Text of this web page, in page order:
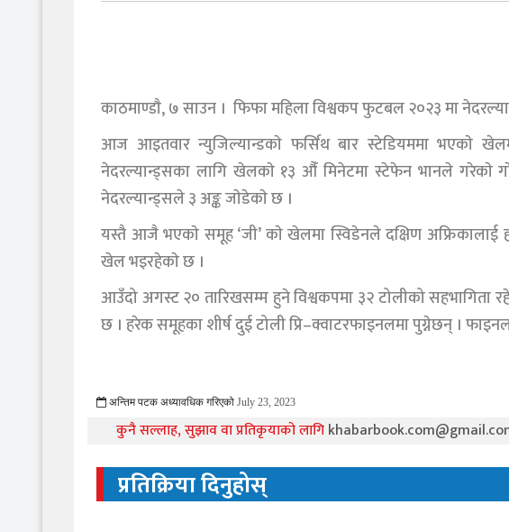
काठमाण्डाै, ७ साउन । फिफा महिला विश्वकप फुटबल २०२३ मा
आज आइतवार न्युजिल्यान्डकाे फर्सिथ बार स्टेडियममा भएकाे
नेदरल्यान्ड्सका लागि खेलकाे १३ औँ मिनेटमा स्टेफेन भानले गरेकाे
नेदरल्यान्ड्सले ३ अङ्क जाेडेकाे छ ।
यस्तै आजै भएकाे समूह ‘जी’ काे खेलमा स्विडेनले दक्षिण अफ्रिकालाई
खेल भइरहेकाे छ ।
आउँदो अगस्ट २० तारिखसम्म हुने विश्वकपमा ३२ टोलीको सहभागिता
छ । हरेक समूहका शीर्ष दुई टोली प्रि–क्वाटरफाइनलमा पुग्नेछन् ।
अन्तिम पटक अध्यावधिक गरिएको July 23, 2023
कुनै सल्लाह, सुझाव वा प्रतिकृयाको लागि
प्रतिक्रिया दिनुहोस्